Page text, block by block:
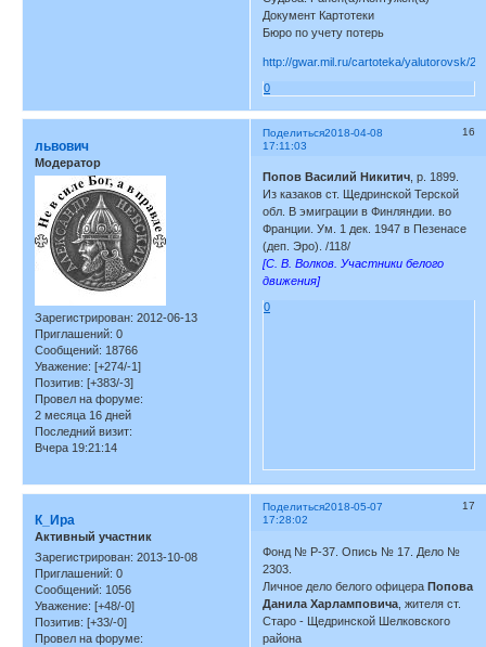
Документ Картотеки
Бюро по учету потерь
http://gwar.mil.ru/cartoteka/yalutorovsk/
0
Поделиться 16
2018-04-08
17:11:03
львович
Модератор
Зарегистрирован: 2012-06-13
Приглашений: 0
Сообщений: 18766
Уважение: [+274/-1]
Позитив: [+383/-3]
Провел на форуме:
2 месяца 16 дней
Последний визит:
Вчера 19:21:14
Попов Василий Никитич , р. 1899.
Из казаков ст. Щедринской Терской
обл. В эмиграции в Финляндии. во
Франции. Ум. 1 дек. 1947 в Пезенасе
(деп. Эро). /118/
[C. В. Волков. Участники белого
движения]
0
Поделиться 17
2018-05-07
17:28:02
К_Ира
Активный участник
Зарегистрирован: 2013-10-08
Приглашений: 0
Сообщений: 1056
Уважение: [+48/-0]
Позитив: [+33/-0]
Провел на форуме:
Фонд № Р-37. Опись № 17. Дело №
2303.
Личное дело белого офицераПопова
Данила Харламповича , жителя ст.
Старо - Щедринской Шелковского
района